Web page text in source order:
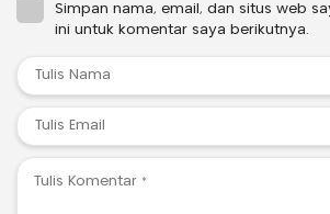
Simpan nama, email, dan situs web
ini untuk komentar saya berikutnya.